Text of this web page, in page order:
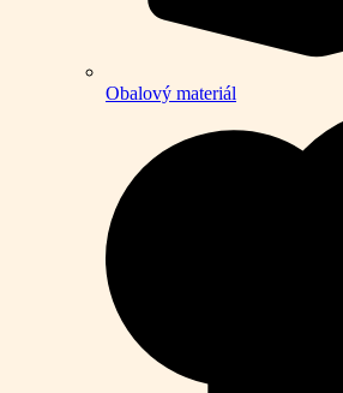
Obalový materiál